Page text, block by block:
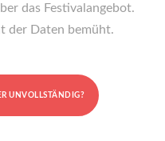
das Festivalangebot.
der Daten bemüht.
UNVOLLSTÄNDIG?